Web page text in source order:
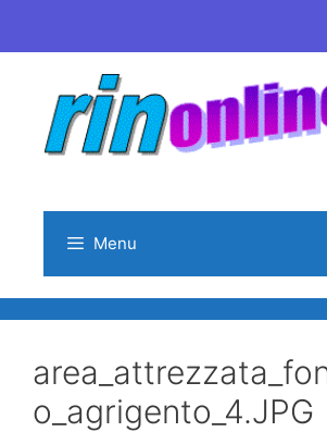
al
contenuto
Menu
o_agrigento_4.JPG